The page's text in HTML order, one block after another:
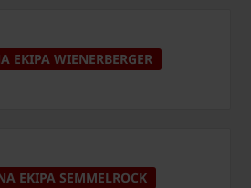
EKIPA WIENERBERGER
EKIPA SEMMELROCK